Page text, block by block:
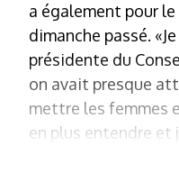
a également pour
dimanche passé.
présidente du
on avait presque
mettre les femmes
en plus entendre et